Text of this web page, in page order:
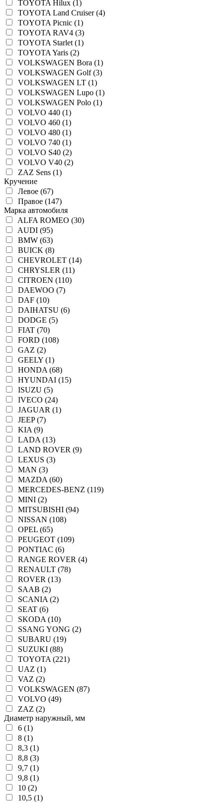
TOYOTA Hilux (1)
TOYOTA Land Cruiser (4)
TOYOTA Picnic (1)
TOYOTA RAV4 (3)
TOYOTA Starlet (1)
TOYOTA Yaris (2)
VOLKSWAGEN Bora (1)
VOLKSWAGEN Golf (3)
VOLKSWAGEN LT (1)
VOLKSWAGEN Lupo (1)
VOLKSWAGEN Polo (1)
VOLVO 440 (1)
VOLVO 460 (1)
VOLVO 480 (1)
VOLVO 740 (1)
VOLVO S40 (2)
VOLVO V40 (2)
ZAZ Sens (1)
Кручение
Левое (67)
Правое (147)
Марка автомобиля
ALFA ROMEO (30)
AUDI (95)
BMW (63)
BUICK (8)
CHEVROLET (14)
CHRYSLER (11)
CITROEN (110)
DAEWOO (7)
DAF (10)
DAIHATSU (6)
DODGE (5)
FIAT (70)
FORD (108)
GAZ (2)
GEELY (1)
HONDA (68)
HYUNDAI (15)
ISUZU (5)
IVECO (24)
JAGUAR (1)
JEEP (7)
KIA (9)
LADA (13)
LAND ROVER (9)
LEXUS (3)
MAN (3)
MAZDA (60)
MERCEDES-BENZ (119)
MINI (2)
MITSUBISHI (94)
NISSAN (108)
OPEL (65)
PEUGEOT (109)
PONTIAC (6)
RANGE ROVER (4)
RENAULT (78)
ROVER (13)
SAAB (2)
SCANIA (2)
SEAT (6)
SKODA (10)
SSANG YONG (2)
SUBARU (19)
SUZUKI (88)
TOYOTA (221)
UAZ (1)
VAZ (2)
VOLKSWAGEN (87)
VOLVO (49)
ZAZ (2)
Диаметр наружный, мм
6 (1)
8 (1)
8,3 (1)
8,8 (3)
9,7 (1)
9,8 (1)
10 (2)
10,5 (1)